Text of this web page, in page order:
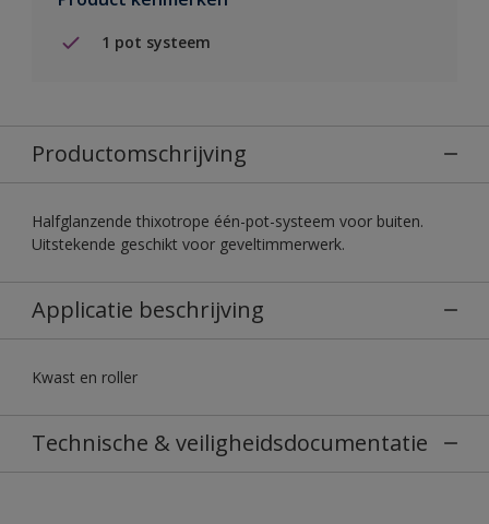
1 pot systeem
Productomschrijving
Halfglanzende thixotrope één-pot-systeem voor buiten.
Uitstekende geschikt voor geveltimmerwerk.
Applicatie beschrijving
Kwast en roller
Technische & veiligheidsdocumentatie